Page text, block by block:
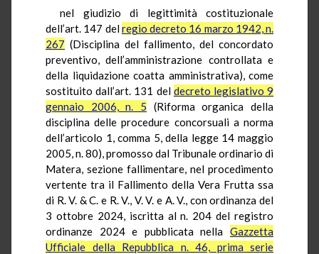
nel giudizio di legittimità costituzionale
dell’art. 147 delregio decreto 16 marzo 1942, n.
267 (Disciplina del fallimento, del concordato
preventivo, dell’amministrazione controllata e
della liquidazione coatta amministrativa), come
sostituito dall’art. 131 del decreto legislativo 9
gennaio 2006, n. 5 (Riforma organica della
disciplina delle procedure concorsuali a norma
dell’articolo 1, comma 5, della legge 14 maggio
2005, n. 80), promosso dal Tribunale ordinario di
Matera, sezione fallimentare, nel procedimento
vertente tra il Fallimento della Vera Frutta ssa
di R. V. & C. e R. V., V. V. e A. V., con ordinanza del
3 ottobre 2024, iscritta al n. 204 del registro
ordinanze 2024 e pubblicata nella Gazzetta
Ufficiale della Repubblica n. 46, prima serie